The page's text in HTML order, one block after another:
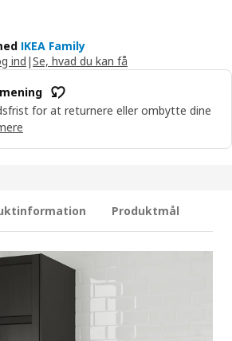
IKEA Family
ind |Se, hvad du kan få
for at returnere eller ombytte dine
Produktmål